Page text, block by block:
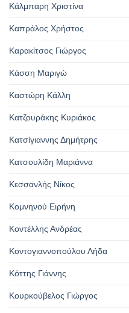
Κάλμπαρη Χριστίνα
Καπράλος Χρήστος
Καρακίτσος Γιώργος
Κάσση Μαριγώ
Καστώρη Κάλλη
Κατζουράκης Κυριάκος
Κατσίγιαννης Δημήτρης
Κατσουλίδη Μαριάννα
Κεσσανλής Νίκος
Κομνηνού Ειρήνη
Κοντέλλης Ανδρέας
Κοντογιαννοπούλου Λήδα
Κόττης Γιάννης
Κουρκούβελος Γιώργος